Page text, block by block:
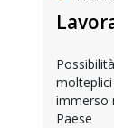
immerso
Paese